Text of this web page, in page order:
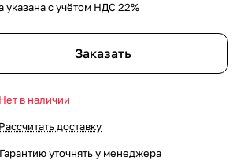
указана с учётом НДС 22%
Заказать
Нет в наличии
Рассчитать доставку
Гарантию уточнять у менеджера